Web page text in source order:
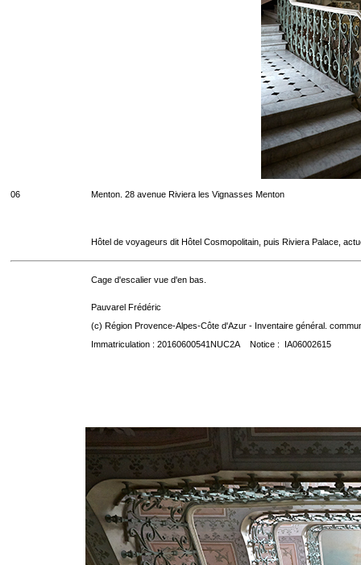
06 Menton. 28 avenue Riviera les Vignasses Menton
Hôtel de voyageurs dit Hôtel Cosmopolitain, puis Riviera Palace,
Cage d'escalier vue d'en bas.
Pauvarel Frédéric
(c) Région Provence-Alpes-Côte d'Azur - Inventaire général.
Immatriculation : 20160600541NUC2A Notice : IA06002615